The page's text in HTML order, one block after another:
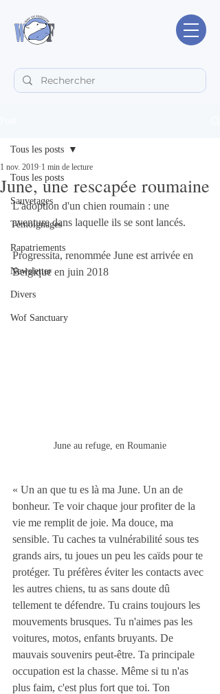
Tous les posts
Sauvetages
Témoignages
Rapatriements
Newsletter
Divers
Wof Sanctuary
Tous les posts
June, une rescapée roumaine
1 nov. 2019 1 min de lecture
L'adoption d'un chien roumain : une
aventure dans laquelle ils se sont lancés.
Progressita, renommée June est arrivée en
Belgique en juin 2018
June au refuge, en Roumanie
« Un an que tu es là ma June. Un an de
bonheur. Te voir chaque jour profiter de la
vie me remplit de joie. Ma douce, ma
sensible. Tu caches ta vulnérabilité sous tes
grands airs, tu joues un peu les caïds pour te
protéger. Tu préfères éviter les contacts avec
les autres chiens, tu as sans doute dû
tellement te défendre. Tu crains toujours les
mouvements brusques. Tu n'aimes pas les
voitures, motos, enfants bruyants. De
mauvais souvenirs peut-être. Ta principale
occupation est la chasse. Même si tu n'as
plus faim, c'est plus fort que toi. Ton